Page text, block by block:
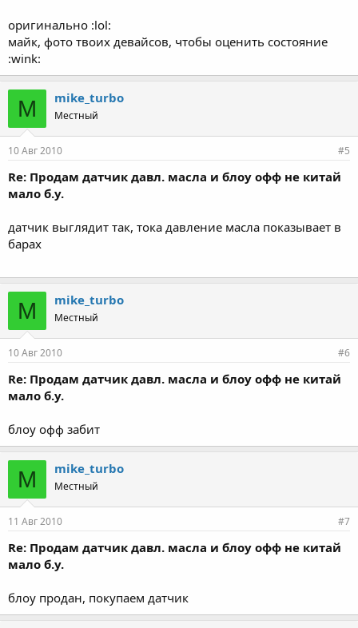
оригинально :lol:
майк, фото твоих девайсов, чтобы оценить состояние
:wink:
M mike_turbo
Местный
10 Авг 2010 #5
Re: Продам датчик давл. масла и блоу офф не китай
мало б.у.
датчик выглядит так, тока давление масла показывает в
барах
M mike_turbo
Местный
10 Авг 2010 #6
Re: Продам датчик давл. масла и блоу офф не китай
мало б.у.
блоу офф забит
M mike_turbo
Местный
11 Авг 2010 #7
Re: Продам датчик давл. масла и блоу офф не китай
мало б.у.
блоу продан, покупаем датчик